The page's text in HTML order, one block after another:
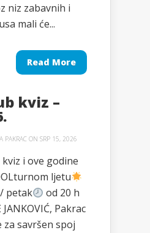
niz zabavnih i
mali će...
Read More
kviz –
PAKRAC ON SRP 15, 2026
i ove godine
ljetu
/ petak
od 20 h
JANKOVIĆ, Pakrac
za savršen spoj